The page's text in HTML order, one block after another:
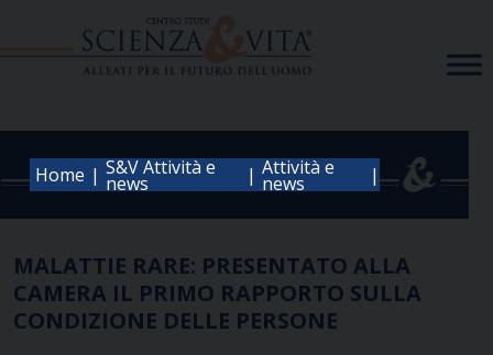
Home | S&V Attività e
news | Attività e
news |
MALATTIE RARE: PRESENTATO ALLA
CAMERA IL PRIMO RAPPORTO SULLA
CONDIZIONE DELLE PERSONE